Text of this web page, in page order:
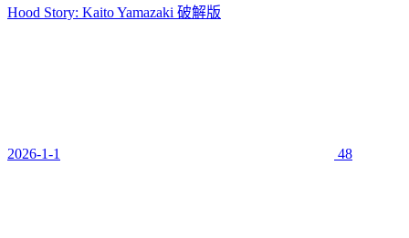
Hood Story: Kaito Yamazaki 破解版
2026-1-1 48